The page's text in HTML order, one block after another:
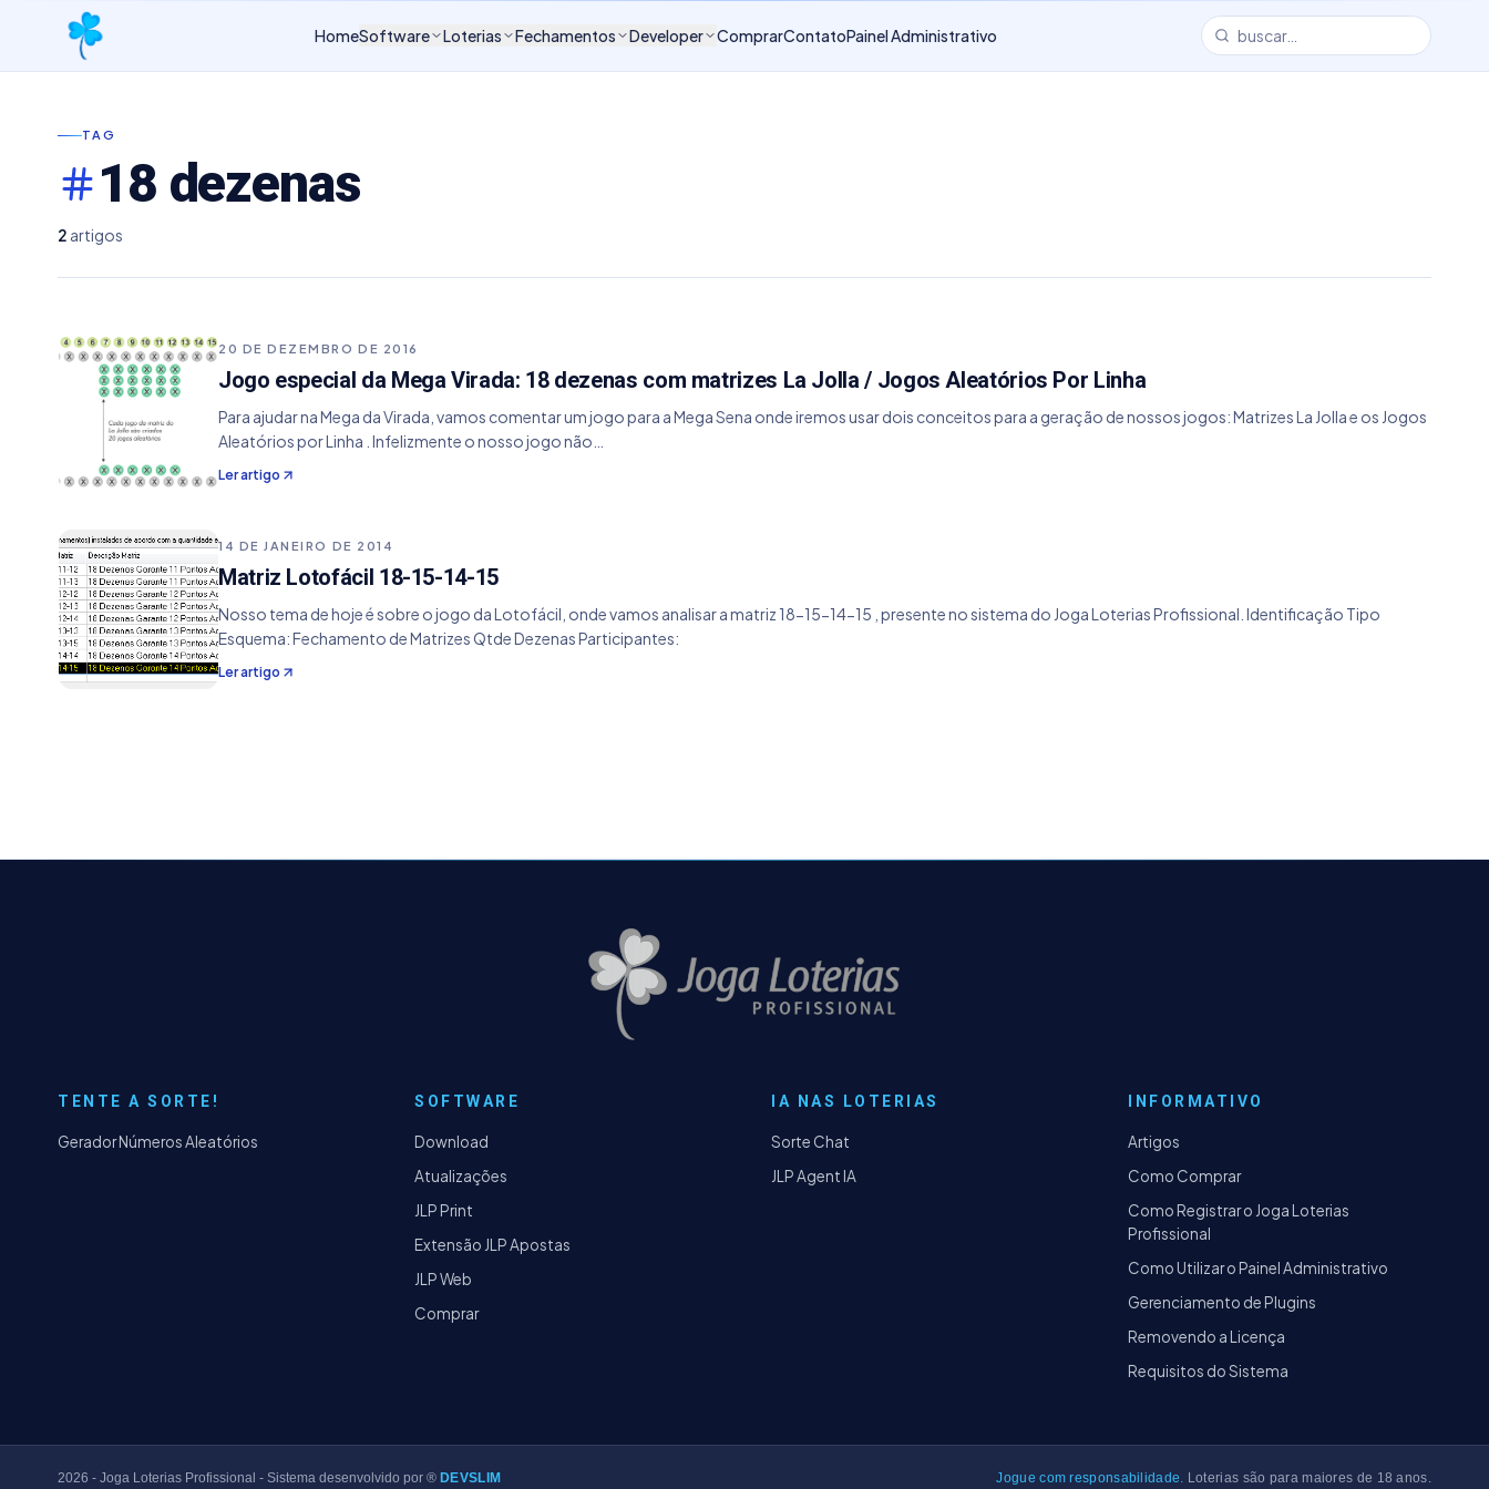
HomeSoftware Loterias Fechamentos Developer ComprarContatoPainel Administrativo
TAG
18 dezenas
2 artigos
20 DE DEZEMBRO DE 2016
Jogo especial da Mega Virada: 18 dezenas com matrizes La Jolla / Jogos Aleatórios Por Linha
Para ajudar na Mega da Virada, vamos comentar um jogo para a Mega Sena onde iremos usar dois conceitos para a geração de nossos jogos: Matrizes La Jolla e os Jogos
Aleatórios por Linha . Infelizmente o nosso jogo não…
Ler artigo
14 DE JANEIRO DE 2014
Matriz Lotofácil 18-15-14-15
Nosso tema de hoje é sobre o jogo da Lotofácil, onde vamos analisar a matriz 18-15-14-15 , presente no sistema do Joga Loterias Profissional. Identificação Tipo
Esquema: Fechamento de Matrizes Qtde Dezenas Participantes:
Ler artigo
TENTE A SORTE!
Gerador Números Aleatórios
SOFTWARE
Download
Atualizações
JLP Print
Extensão JLP Apostas
JLP Web
Comprar
IA NAS LOTERIAS
Sorte Chat
JLP Agent IA
INFORMATIVO
Artigos
Como Comprar
Como Registrar o Joga Loterias
Profissional
Como Utilizar o Painel Administrativo
Gerenciamento de Plugins
Removendo a Licença
Requisitos do Sistema
2026 - Joga Loterias Profissional - Sistema desenvolvido por ® DEVSLIM Jogue com responsabilidade. Loterias são para maiores de 18 anos.